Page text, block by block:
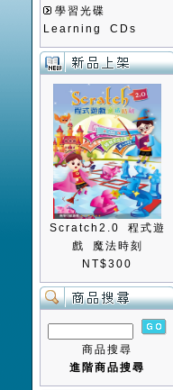
學習光碟
Learning CDs
Scratch2.0 程式遊
戲 魔法時刻
NT$300
商品搜尋
進階商品搜尋